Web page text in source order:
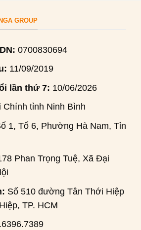
GROUP
0700830694
11/09/2019
lần thứ 7: 10/06/2026
Chính tỉnh Ninh Bình
1, Tổ 6, Phường Hà Nam, Tỉnh
Phan Trọng Tuệ, Xã Đại
Số 510 đường Tân Thới Hiệp
TP. HCM